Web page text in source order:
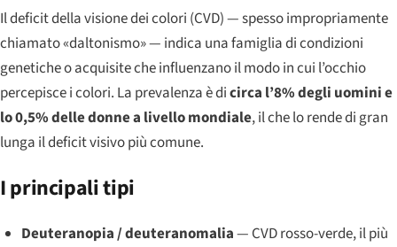
Il deficit della visione dei colori (CVD) — spesso impropriamente
chiamato «daltonismo» — indica una famiglia di condizioni
genetiche o acquisite che influenzano il modo in cui l’occhio
percepisce i colori. La prevalenza è dicirca l’8% degli uomini e
lo 0,5% delle donne a livello mondiale, il che lo rende di gran
lunga il deficit visivo più comune.
I principali tipi
Deuteranopia / deuteranomalia— CVD rosso-verde, il più